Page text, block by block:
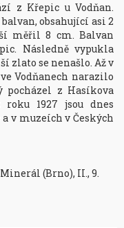
z Křepic u Vodňan.
obsahující asi 2
měřil 8 cm. Balvan
Následně vypukla
zlato se nenašlo. Až v
Vodňanech narazilo
z Hasíkova
1927 jsou dnes
v muzeích v Českých